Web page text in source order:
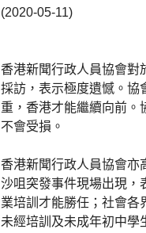
(2020-05-11)
香港新聞行政人員協會對
採訪，表示極度遺憾。協
重，香港才能繼續向前。
不會受損。
香港新聞行政人員協會亦
沙咀突發事件現場出現，
業培訓才能勝任；社會各
未經培訓及未成年初中學